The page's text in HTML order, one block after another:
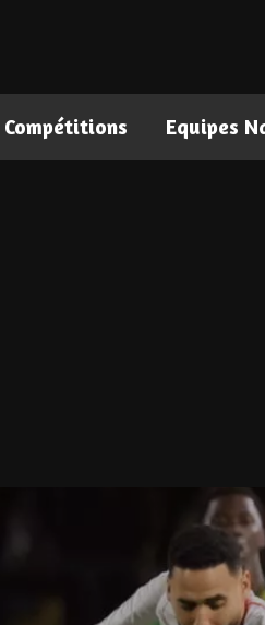
Compétitions Equipes